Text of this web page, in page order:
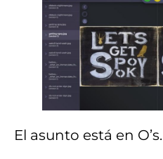
El asunto está en O’s.